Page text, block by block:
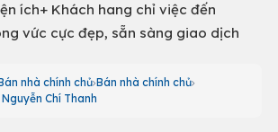
ích+ Khách hang chỉ việc đến
vức cực đẹp, sẵn sàng giao dịch
nhà chính chủ Bán nhà chính chủ
Chí Thanh